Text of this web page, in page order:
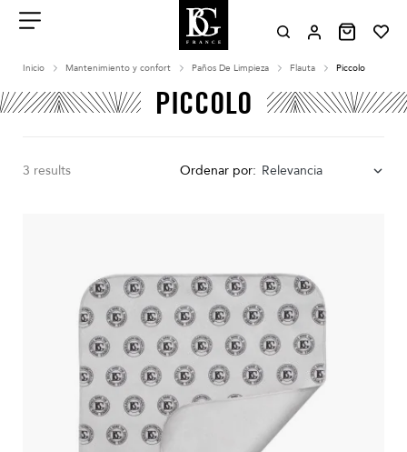
contenu
Inicio Mantenimiento y confort Paños De Limpieza Flauta Piccolo
PICCOLO
3 results Ordenar por: Relevancia